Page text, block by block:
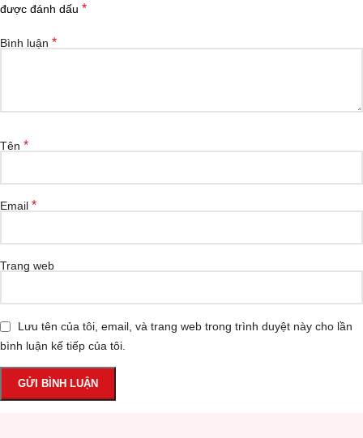
được đánh dấu *
Bình luận *
Tên *
Email *
Trang web
Lưu tên của tôi, email, và trang web trong trình duyệt này cho lần
bình luận kế tiếp của tôi.